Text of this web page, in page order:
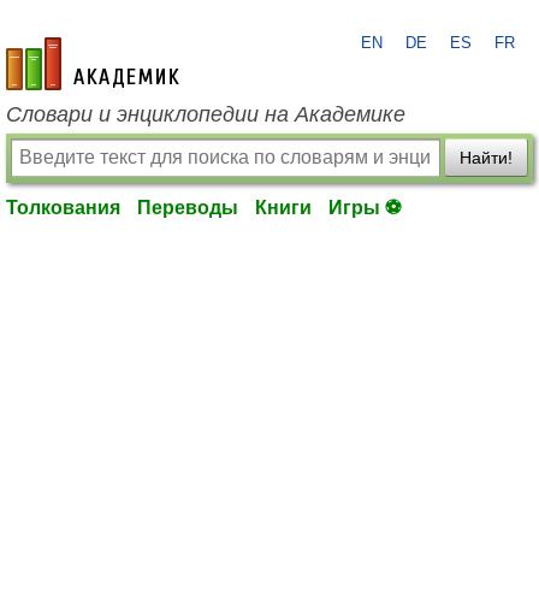
academic.ru
EN DE ES FR
Словари и энциклопедии на Академике
Найти!
Толкования Переводы Книги Игры ⚽